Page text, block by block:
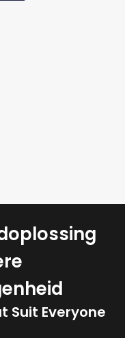
Suit Everyone